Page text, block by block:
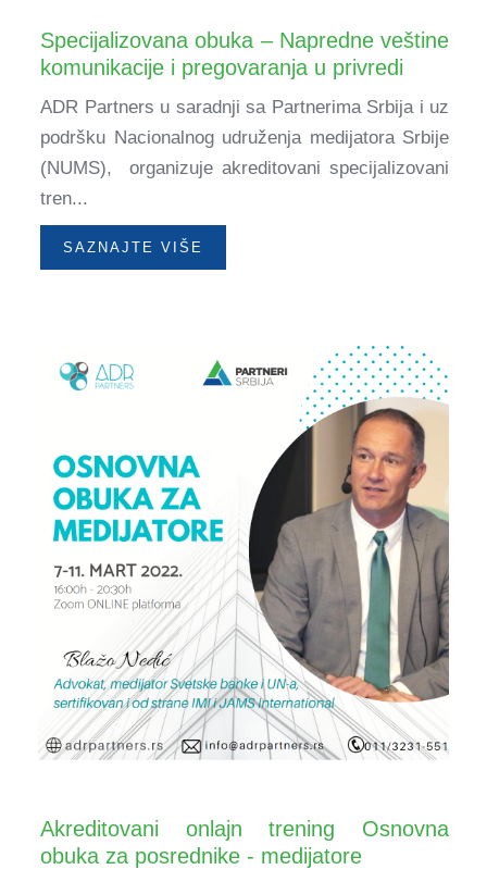
Specijalizovana obuka – Napredne veštine
komunikacije i pregovaranja u privredi
ADR Partners u saradnji sa Partnerima Srbija i uz
podršku Nacionalnog udruženja medijatora Srbije
(NUMS), organizuje akreditovani specijalizovani
tren...
SAZNAJTE VIŠE
Akreditovani onlajn trening Osnovna
obuka za posrednike - medijatore